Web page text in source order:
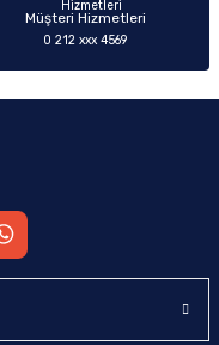
Müşteri Hizmetleri
0 212 xxx 4569